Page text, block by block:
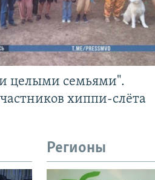
целыми семьями".
хиппи-слёта
Регионы